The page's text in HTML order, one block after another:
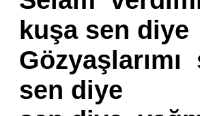
kuşa sen diye
Gözyaşlarımı
sen diye